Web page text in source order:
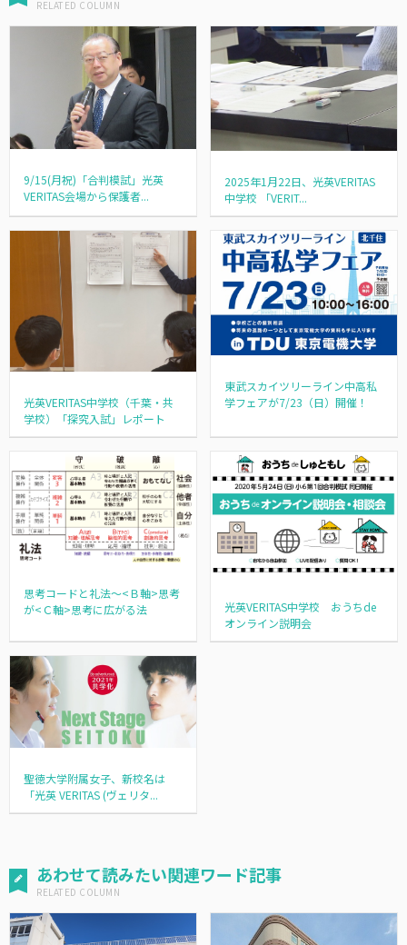
9/15(月祝)「合判模試」光英
VERITAS会場から保護者...
2025年1月22日、光英VERITAS
中学校 「VERIT...
光英VERITAS中学校（千葉・共
学校）「探究入試」レポート
東武スカイツリーライン中高私
学フェアが7/23（日）開催！
思考コードと礼法～<Ｂ軸>思考
が<Ｃ軸>思考に広がる法
光英VERITAS中学校 おうちde
オンライン説明会
聖徳大学附属女子、新校名は
「光英 VERITAS (ヴェリタ...
あわせて読みたい関連ワード記事